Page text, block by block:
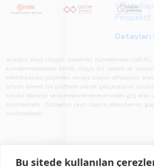
Sektör
Perspektif
gelecek
Anadolu Raylı Ulaşım Sistemleri Kümelenmesi
kümelenmelerinden biridir. Güçlü bir üretim ve
elektrifikasyon çözümleri ve raylı ulaşım altyapıları
artıran önemli bir platform olarak çalışmalarını
sanayi, teknoloji ve kümelenme deneyiminden güç alan
sunmaktadır. Türkiye'nin raylı ulaşım ekosistemini
yürütmektedir.
Bu sitede kullanılan